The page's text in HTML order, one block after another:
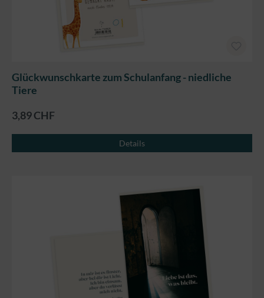
Glückwunschkarte zum Schulanfang - niedliche
Tiere
3,89 CHF
Details